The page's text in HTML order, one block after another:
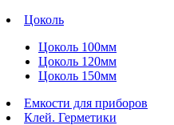
Цоколь
Цоколь 100мм
Цоколь 120мм
Цоколь 150мм
Емкости для приборов
Клей. Герметики